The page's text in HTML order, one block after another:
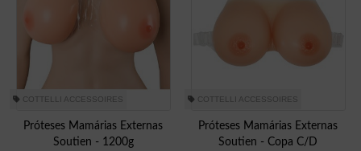
COTTELLI ACCESSOIRES
Próteses Mamárias Externas
Soutien - 1200g
COTTELLI ACCESSOIRES
Próteses Mamárias Externas
Soutien - Copa C/D